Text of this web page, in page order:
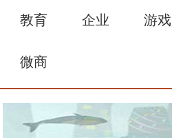
教育 企业 游戏
微商